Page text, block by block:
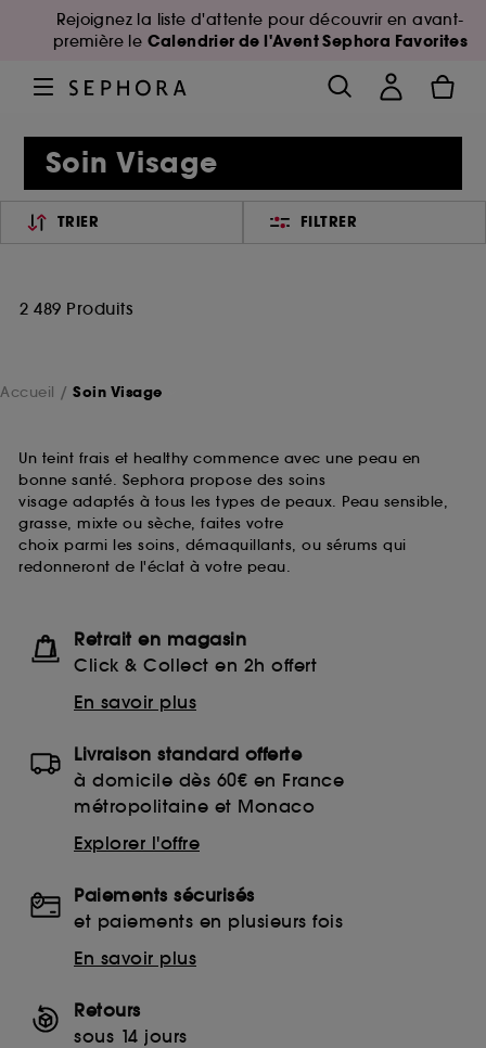
Rejoignez la liste d'attente pour découvrir en avant-
première le Calendrier de l'Avent Sephora Favorites
Soin Visage
TRIER FILTRER
2 489 Produits
Accueil Soin Visage
Un teint frais et healthy commence avec une peau en
bonne santé. Sephora propose des soins
visage adaptés à tous les types de peaux. Peau sensible,
grasse, mixte ou sèche, faites votre
choix parmi les soins, démaquillants, ou sérums qui
redonneront de l'éclat à votre peau.
Retrait en magasin
Click & Collect en 2h offert
En savoir plus
Livraison standard offerte
à domicile dès 60€ en France
métropolitaine et Monaco
Explorer l'offre
Paiements sécurisés
et paiements en plusieurs fois
En savoir plus
Retours
sous 14 jours